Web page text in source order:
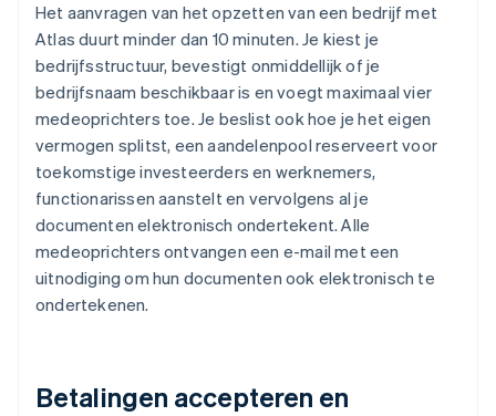
Het aanvragen van het opzetten van een bedrijf met
Atlas duurt minder dan 10 minuten. Je kiest je
bedrijfsstructuur, bevestigt onmiddellijk of je
bedrijfsnaam beschikbaar is en voegt maximaal vier
medeoprichters toe. Je beslist ook hoe je het eigen
vermogen splitst, een aandelenpool reserveert voor
toekomstige investeerders en werknemers,
functionarissen aanstelt en vervolgens al je
documenten elektronisch ondertekent. Alle
medeoprichters ontvangen een e-mail met een
uitnodiging om hun documenten ook elektronisch te
ondertekenen.
Betalingen accepteren en